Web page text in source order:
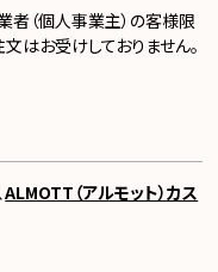
者（個人事業主）の客様限
はお受けしておりません。
ALMOTT（アルモット）カス